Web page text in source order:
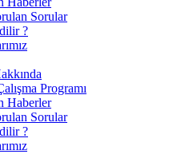
Sorular
?
Programı
Haberler
Sorular
?